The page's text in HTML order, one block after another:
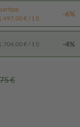
€ / 1 l)
-6%
€ / 1 l) -4%
€